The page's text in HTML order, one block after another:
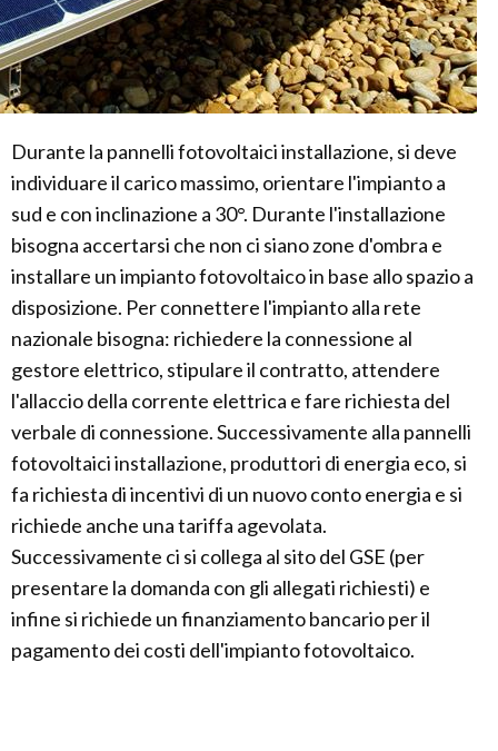
Durante la pannelli fotovoltaici installazione, si deve
individuare il carico massimo, orientare l'impianto a
sud e con inclinazione a 30°. Durante l'installazione
bisogna accertarsi che non ci siano zone d'ombra e
installare un impianto fotovoltaico in base allo spazio a
disposizione. Per connettere l'impianto alla rete
nazionale bisogna: richiedere la connessione al
gestore elettrico, stipulare il contratto, attendere
l'allaccio della corrente elettrica e fare richiesta del
verbale di connessione. Successivamente alla pannelli
fotovoltaici installazione, produttori di energia eco, si
fa richiesta di incentivi di un nuovo conto energia e si
richiede anche una tariffa agevolata.
Successivamente ci si collega al sito del GSE (per
presentare la domanda con gli allegati richiesti) e
infine si richiede un finanziamento bancario per il
pagamento dei costi dell'impianto fotovoltaico.